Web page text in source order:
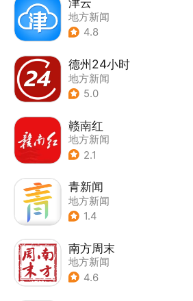
地方新闻
4.8
德州24小时
地方新闻
5.0
赣南红
地方新闻
2.1
青新闻
地方新闻
1.4
南方周末
地方新闻
4.6